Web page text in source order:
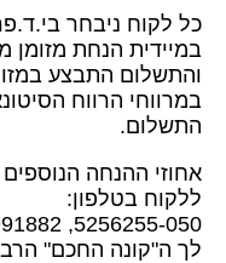
כל לקוח ניבחר
במיידית הנחת
והתשלום התבצע
במרווחי הרווח
התשלום.
אחוזי ההנחה
ללקוח בטלפון:
לך ה"קונה החכם"